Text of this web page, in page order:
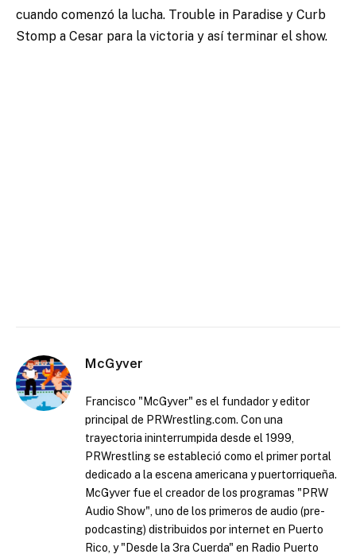
cuando comenzó la lucha. Trouble in Paradise y Curb
Stomp a Cesar para la victoria y así terminar el show.
McGyver
Francisco "McGyver" es el fundador y editor
principal de PRWrestling.com. Con una
trayectoria ininterrumpida desde el 1999,
PRWrestling se estableció como el primer portal
dedicado a la escena americana y puertorriqueña.
McGyver fue el creador de los programas "PRW
Audio Show", uno de los primeros de audio (pre-
podcasting) distribuidos por internet en Puerto
Rico, y "Desde la 3ra Cuerda" en Radio Puerto